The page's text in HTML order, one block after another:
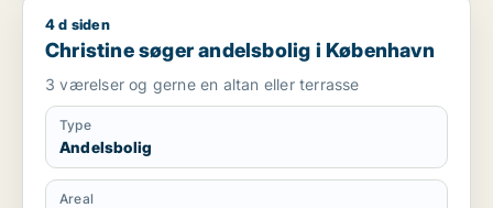
Christine søger andelsbolig i København
4 d siden
Christine søger andelsbolig i København
3 værelser og gerne en altan eller terrasse
Type
Andelsbolig
Areal